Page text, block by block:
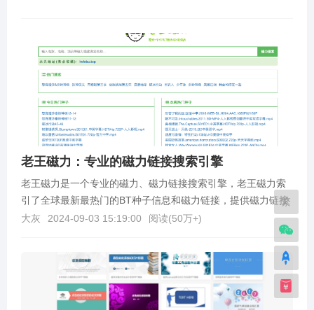
老王磁力：专业的磁力链接搜索引擎
老王磁力是一个专业的磁力、磁力链接搜索引擎，老王磁力索
引了全球最新最热门的BT种子信息和磁力链接，提供磁力链接
搜索、BT搜索、种子搜索等强大功能，试了一下，热门...
大灰 2024-09-03 15:19:00 阅读(50万+)
繁